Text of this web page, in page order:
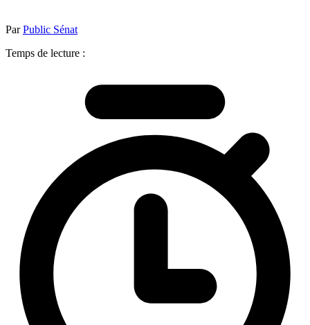
ParPublic Sénat
Temps de lecture :